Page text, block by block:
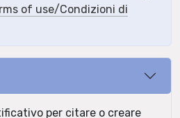
of use/Condizioni di
per citare o creare